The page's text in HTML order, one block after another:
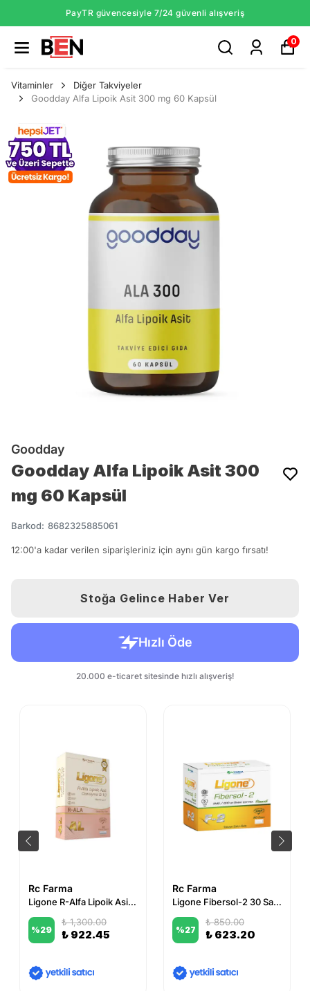
PayTR güvencesiyle 7/24 güvenli alışveriş
0
Vitaminler
Diğer Takviyeler
Goodday Alfa Lipoik Asit 300 mg 60 Kapsül
Goodday
Goodday Alfa Lipoik Asit 300
mg 60 Kapsül
Barkod: 8682325885061
12:00'a kadar verilen siparişleriniz için aynı gün kargo fırsatı!
Stoğa Gelince Haber Ver
Rc Farma
Ligone R-Alfa Lipoik Asit Q-10 60 Kapsül
%29
₺ 1,300.00
₺ 922.45
Rc Farma
Ligone Fibersol-2 30 Saşe
%27
₺ 850.00
₺ 623.20